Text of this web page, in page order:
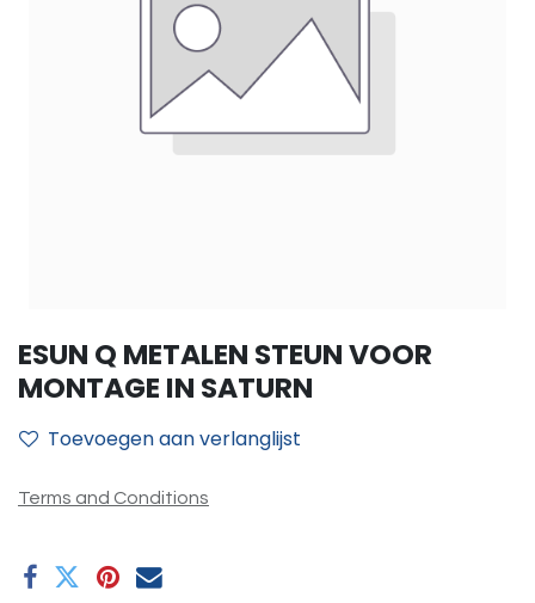
ESUN Q METALEN STEUN VOOR
MONTAGE IN SATURN
Toevoegen aan verlanglijst
Terms and Conditions